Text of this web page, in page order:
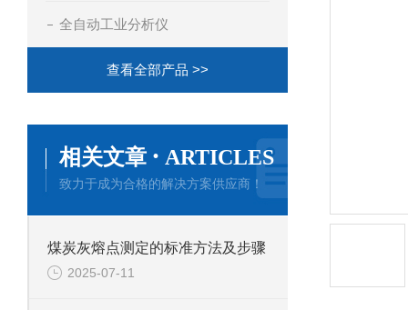
全自动工业分析仪
查看全部产品 >>
相关文章 · ARTICLES
致力于成为合格的解决方案供应商！
煤炭灰熔点测定的标准方法及步骤
2025-07-11